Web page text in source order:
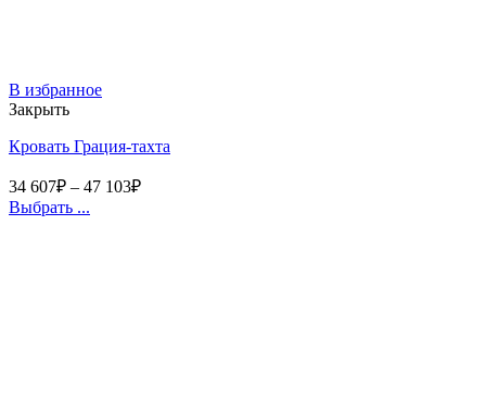
В избранное
Закрыть
Кровать Грация-тахта
34 607₽ – 47 103₽
Выбрать ...